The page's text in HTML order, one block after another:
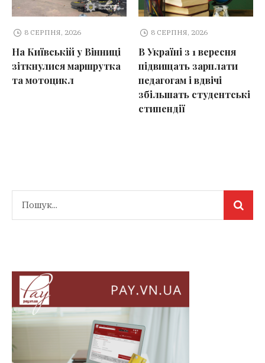
8 СЕРПНЯ, 2026
На Київській у Вінниці
зіткнулися маршрутка
та мотоцикл
8 СЕРПНЯ, 2026
В Україні з 1 вересня
підвищать зарплати
педагогам і вдвічі
збільшать студентські
стипендії